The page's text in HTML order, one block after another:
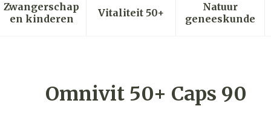
verzorging en hygiëne categorie
voor Dieet, voeding en vitamines categorie
Zwangerschap
en kinderenToon submenu voor Zwangerschap en
Vitaliteit 50+Toon submenu voor
Natuur
geneeskunde
Toon
Omnivit 50+ Caps 90